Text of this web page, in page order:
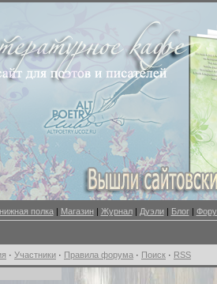
полка| Магазин| Журнал| Дуэли| Блог|
· Участники · Правила форума · Поиск · RSS